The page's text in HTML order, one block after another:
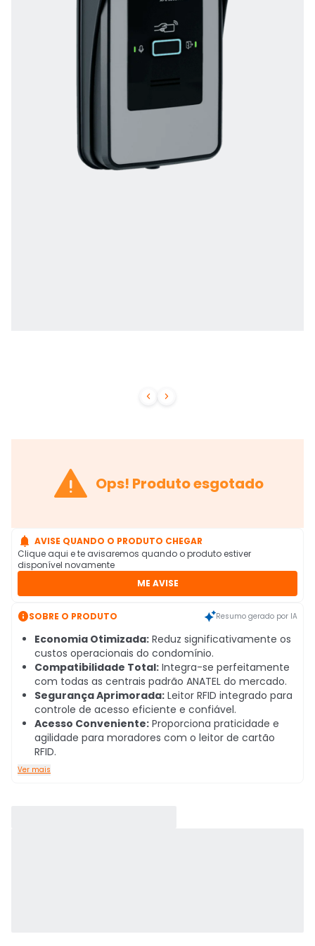
 
 Ops! Produto esgotado
 AVISE QUANDO O PRODUTO CHEGAR
Clique aqui e te avisaremos quando o produto estiver
disponível novamente
ME AVISE
SOBRE O PRODUTO Resumo gerado por IA
Economia Otimizada: Reduz significativamente os
custos operacionais do condomínio.
Compatibilidade Total: Integra-se perfeitamente
com todas as centrais padrão ANATEL do mercado.
Segurança Aprimorada: Leitor RFID integrado para
controle de acesso eficiente e confiável.
Acesso Conveniente: Proporciona praticidade e
agilidade para moradores com o leitor de cartão
RFID.
Ver mais